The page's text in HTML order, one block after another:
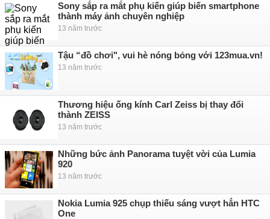
Sony sắp ra mắt phụ kiến giúp biến smartphone
thành máy ảnh chuyên nghiệp
13 năm trước
Tậu “đồ chơi", vui hè nóng bỏng với 123mua.vn!
13 năm trước
Thương hiệu ống kính Carl Zeiss bị thay đổi
thành ZEISS
13 năm trước
Những bức ảnh Panorama tuyệt vời của Lumia
920
13 năm trước
Nokia Lumia 925 chụp thiếu sáng vượt hẳn HTC
One